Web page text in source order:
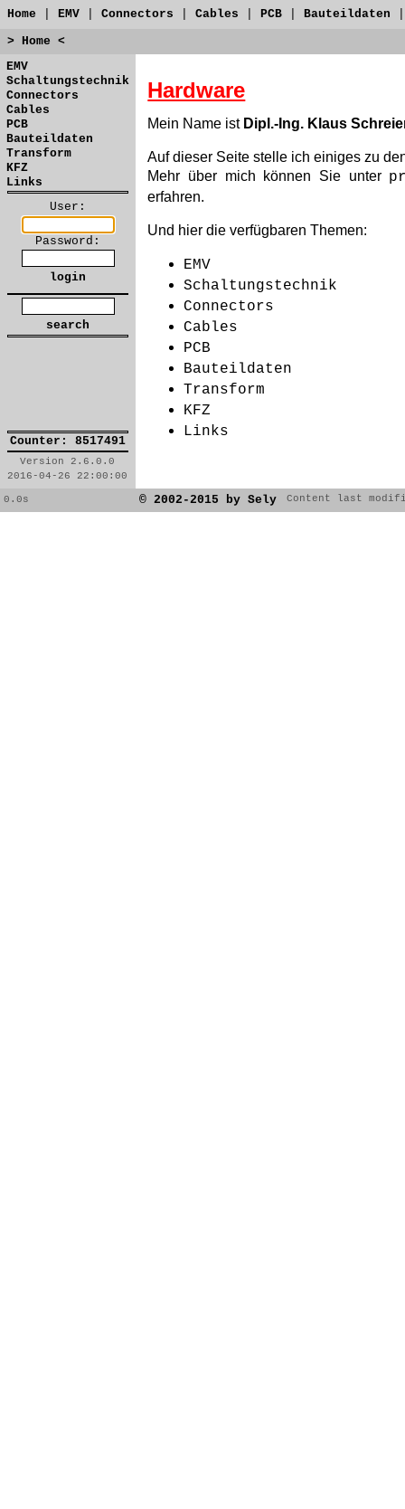
Home EMV Connectors Cables PCB Bauteildaten
> Home <
EMV
Schaltungstechnik
Connectors
Cables
PCB
Bauteildaten
Transform
KFZ
Links
User:
Password:
Hardware
Mein Name ist Dipl.-Ing. Klaus
Auf dieser Seite stelle ich einiges zu
Mehr über mich können Sie unter
erfahren.
Und hier die verfügbaren Themen:
EMV
Schaltungstechnik
Connectors
Cables
PCB
Bauteildaten
Transform
KFZ
Links
Counter: 8517491
Version 2.6.0.0
2016-04-26 22:00:00
0.0s © 2002-2015 by Sely Content last